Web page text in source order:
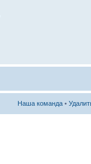
Наша команда •